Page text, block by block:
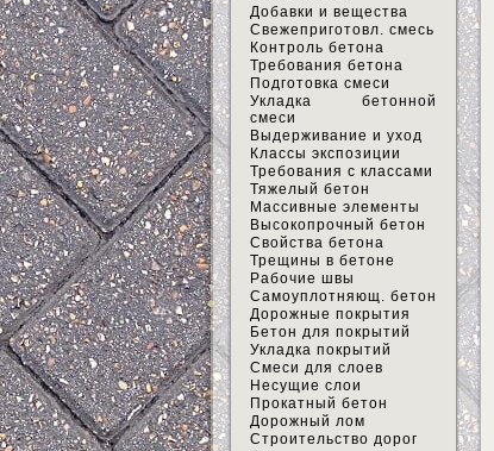
Добавки и вещества
Свежеприготовл. смесь
Контроль бетона
Требования бетона
Подготовка смеси
Укладка бетонной
смеси
Выдерживание и уход
Классы экспозиции
Требования с классами
Тяжелый бетон
Массивные элементы
Высокопрочный бетон
Свойства бетона
Трещины в бетоне
Рабочие швы
Самоуплотняющ. бетон
Дорожные покрытия
Бетон для покрытий
Укладка покрытий
Смеси для слоев
Несущие слои
Прокатный бетон
Дорожный лом
Строительство дорог